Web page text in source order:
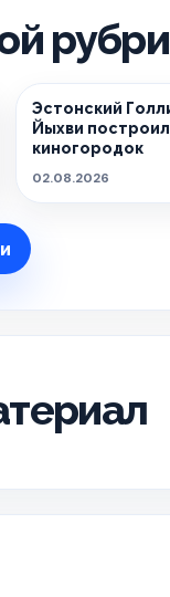
Эстонский
Йыхви
киногородок
02.08.2026